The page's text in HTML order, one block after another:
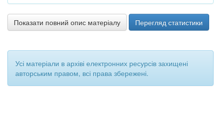
Показати повний опис матеріалу Перегляд статистики
Усі матеріали в архіві електронних ресурсів захищені
авторським правом, всі права збережені.